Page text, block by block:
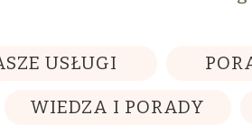
USŁUGI
WIEDZA I PORADY